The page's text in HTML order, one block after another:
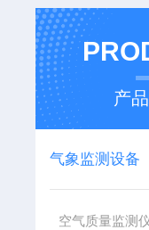
产
气象监测设备
空气质量监测